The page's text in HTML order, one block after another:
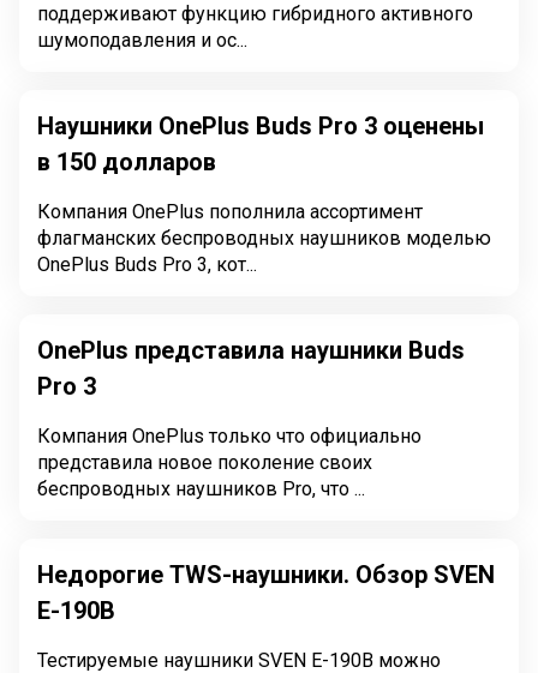
поддерживают функцию гибридного активного
шумоподавления и ос...
Наушники OnePlus Buds Pro 3 оценены
в 150 долларов
Компания OnePlus пополнила ассортимент
флагманских беспроводных наушников моделью
OnePlus Buds Pro 3, кот...
OnePlus представила наушники Buds
Pro 3
Компания OnePlus только что официально
представила новое поколение своих
беспроводных наушников Pro, что ...
Недорогие TWS-наушники. Обзор SVEN
E-190B
Тестируемые наушники SVEN E-190B можно